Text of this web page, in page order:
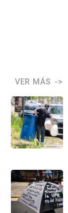
VER MÁS